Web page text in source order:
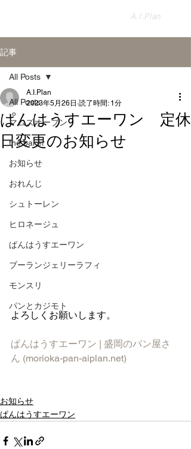
​A.I.Plan
記事
All Posts
マムズオーブン
the baker
お知らせ
おれんじ
シュトーレン
ヒロネージュ
ぱんはうすエーワン
ブーランジェリーラフィ
モンスリ
パンとカジモト
All Posts
ぱんはうすエーワン 定休
日変更のお知らせ
A.I.Plan
2023年5月26日 読了時間: 1分
よろしくお願いします。
ぱんはうすエーワン | 盛岡のパン屋さ
ん (morioka-pan-aiplan.net)
お知らせ
ぱんはうすエーワン